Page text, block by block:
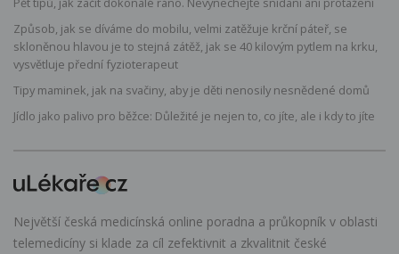
Způsob, jak se díváme do mobilu, velmi zatěžuje krční páteř, se
skloněnou hlavou je to stejná zátěž, jak se 40 kilovým pytlem na krku,
vysvětluje přední fyzioterapeut
Tipy maminek, jak na svačiny, aby je děti nenosily nesnědené domů
Jídlo jako palivo pro běžce: Důležité je nejen to, co jíte, ale i kdy to jíte
Největší česká medicínská online poradna a průkopník v oblasti
telemedicíny si klade za cíl zefektivnit a zkvalitnit české